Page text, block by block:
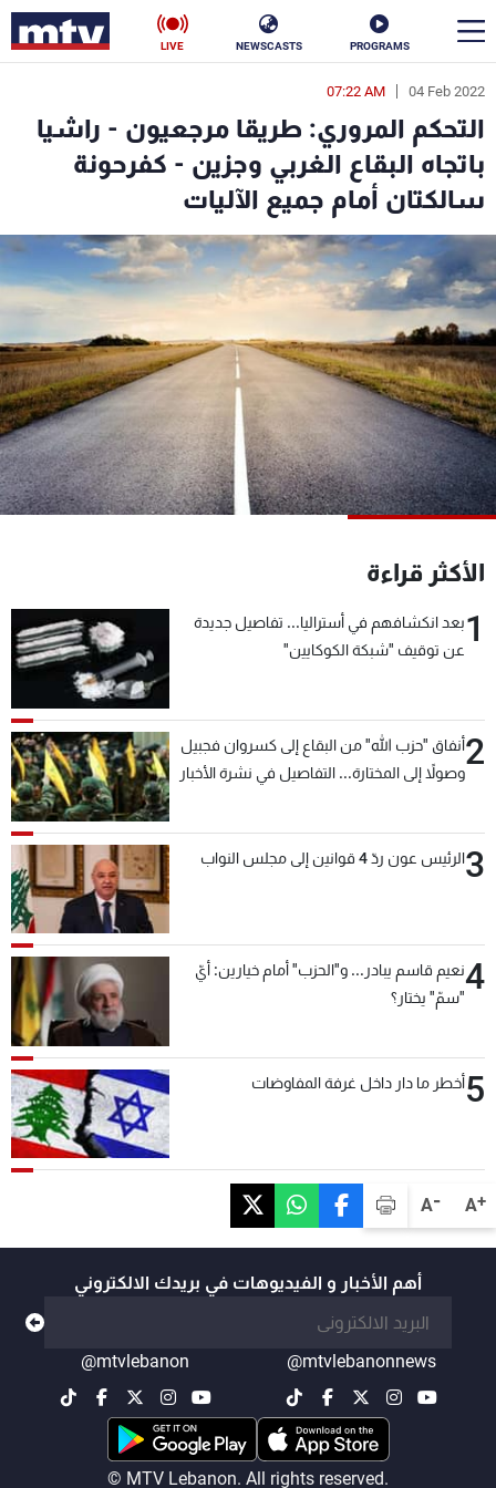
PROGRAMS
NEWSCASTS
LIVE
A+
A-
04 Feb 2022
07:22 AM
التحكم المروري: طريقا مرجعيون - راشيا
باتجاه البقاع الغربي وجزين - كفرحونة
سالكتان أمام جميع الآليات
الأكثر قراءة
1بعد انكشافهم في أستراليا... تفاصيل جديدة
عن توقيف "شبكة الكوكايين"
2أنفاق "حزب الله" من البقاع إلى كسروان فجبيل
وصولاً إلى المختارة... التفاصيل في نشرة الأخبار
3الرئيس عون ردّ 4 قوانين إلى مجلس النواب
4نعيم قاسم يبادر... و"الحزب" أمام خيارين: أيّ
"سمّ" يختار؟
5أخطر ما دار داخل غرفة المفاوضات
أهم الأخبار و الفيديوهات في بريدك الالكتروني
@mtvlebanonnews
@mtvlebanon
© MTV Lebanon. All rights reserved.
en
الأخبار
سياسة ناس
إقتصاد
منوعات
كأس العالم
البرامج
جدول البرامج
شاهد البرامج
عن MTV
الإنـتـاج
وظائف
شروط الإسـتخدام